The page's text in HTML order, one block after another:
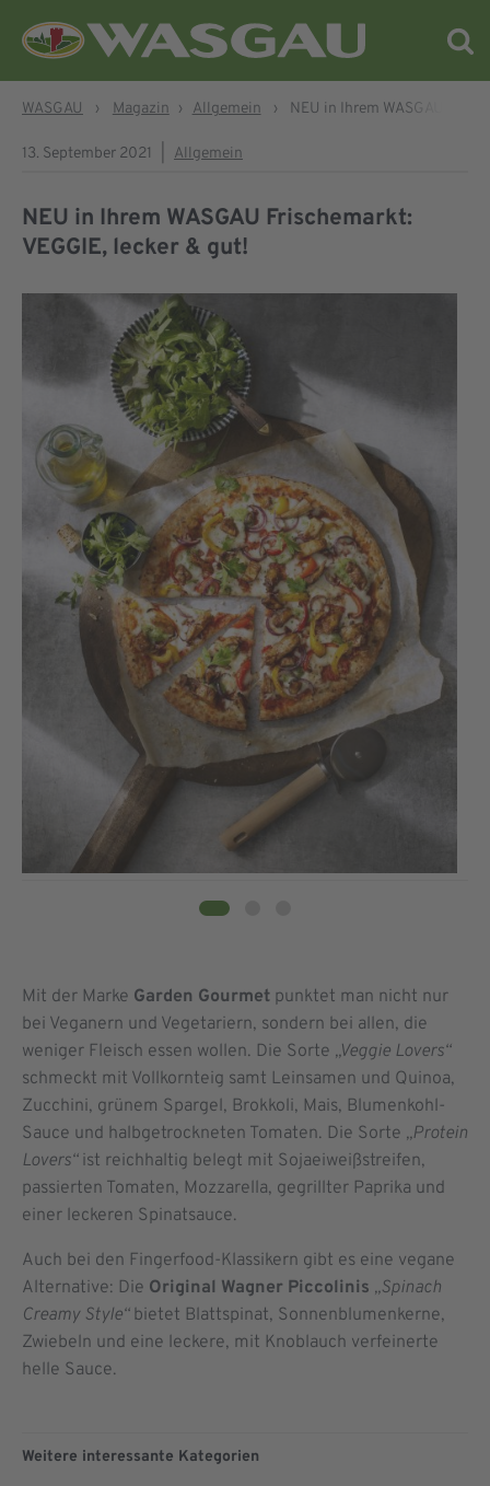
WASGAU › Magazin › Allgemein › NEU in Ihrem WASGAU
13. September 2021 Allgemein
NEU in Ihrem WASGAU Frischemarkt:
VEGGIE, lecker & gut!
Mit der Marke Garden Gourmet punktet man nicht nur
bei Veganern und Vegetariern, sondern bei allen, die
weniger Fleisch essen wollen. Die Sorte „Veggie Lovers“
schmeckt mit Vollkornteig samt Leinsamen und Quinoa,
Zucchini, grünem Spargel, Brokkoli, Mais, Blumenkohl-
Sauce und halbgetrockneten Tomaten. Die Sorte „Protein
Lovers“ist reichhaltig belegt mit Sojaeiweißstreifen,
passierten Tomaten, Mozzarella, gegrillter Paprika und
einer leckeren Spinatsauce.
Auch bei den Fingerfood-Klassikern gibt es eine vegane
Alternative: Die Original Wagner Piccolinis „Spinach
Creamy Style“bietet Blattspinat, Sonnenblumenkerne,
Zwiebeln und eine leckere, mit Knoblauch verfeinerte
helle Sauce.
Weitere interessante Kategorien